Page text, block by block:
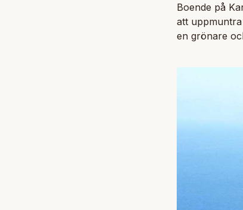
Boende på
att
en grönare